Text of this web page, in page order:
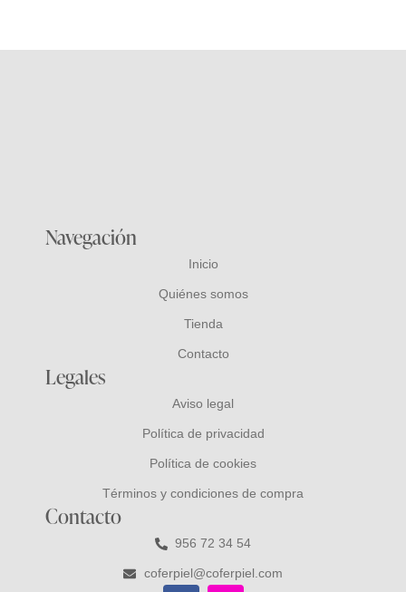
Navegación
Inicio
Quiénes somos
Tienda
Contacto
Legales
Aviso legal
Política de privacidad
Política de cookies
Términos y condiciones de compra
Contacto
956 72 34 54
coferpiel@coferpiel.com